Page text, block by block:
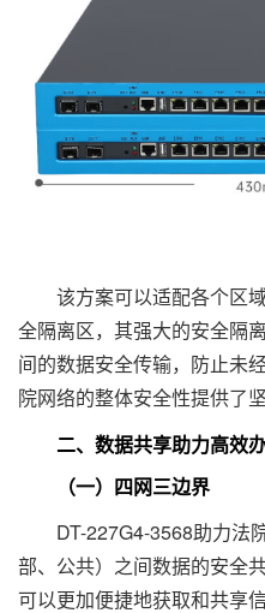
该方案可以适配各个区域
全隔离区，其强大的安全隔
间的数据安全传输，防止未
院网络的整体安全性提供了坚
二、数据共享助力高效
（一）四网三边界
DT-227G4-3568助力法
部、公共）之间数据的安全
可以更加便捷地获取和共享